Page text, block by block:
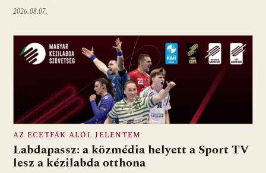
2026.08.07.
AZ ECETFÁK ALÓL JELENTEM
Labdapassz: a közmédia helyett a Sport TV
lesz a kézilabda otthona